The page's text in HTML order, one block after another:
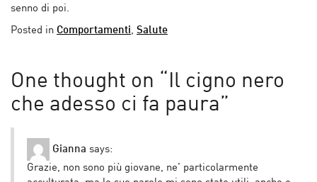
senno di poi.
Posted in Comportamenti, Salute
One thought on “
Il cigno nero
che adesso ci fa paura”
Gianna says:
Grazie, non sono più giovane, ne’ particolarmente